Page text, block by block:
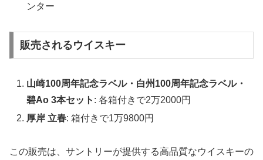
ンター
販売されるウイスキー
山崎100周年記念ラベル・白州100周年記念ラベル・
碧Ao 3本セット : 各箱付きで2万2000円
厚岸 立春: 箱付きで1万9800円
この販売は、サントリーが提供する高品質なウイスキーの